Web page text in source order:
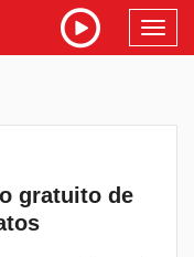
gratuito de